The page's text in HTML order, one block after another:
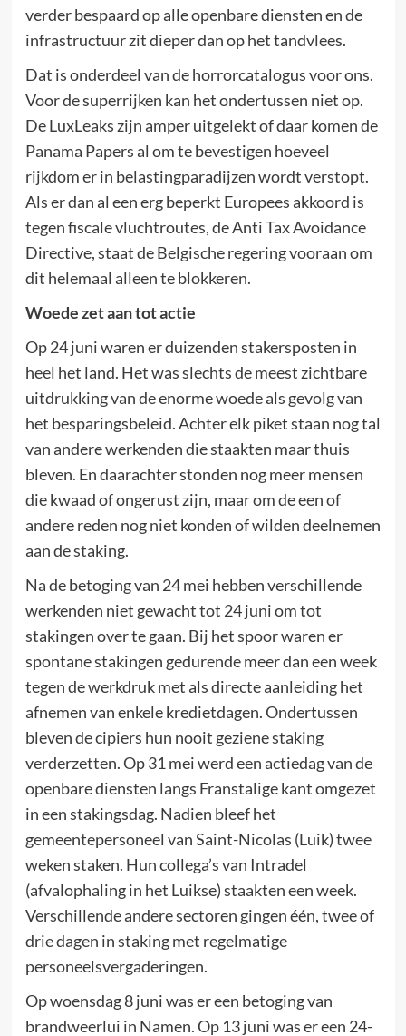
verder bespaard op alle openbare diensten en de
infrastructuur zit dieper dan op het tandvlees.
Dat is onderdeel van de horrorcatalogus voor ons.
Voor de superrijken kan het ondertussen niet op.
De LuxLeaks zijn amper uitgelekt of daar komen de
Panama Papers al om te bevestigen hoeveel
rijkdom er in belastingparadijzen wordt verstopt.
Als er dan al een erg beperkt Europees akkoord is
tegen fiscale vluchtroutes, de Anti Tax Avoidance
Directive, staat de Belgische regering vooraan om
dit helemaal alleen te blokkeren.
Woede zet aan tot actie
Op 24 juni waren er duizenden stakersposten in
heel het land. Het was slechts de meest zichtbare
uitdrukking van de enorme woede als gevolg van
het besparingsbeleid. Achter elk piket staan nog tal
van andere werkenden die staakten maar thuis
bleven. En daarachter stonden nog meer mensen
die kwaad of ongerust zijn, maar om de een of
andere reden nog niet konden of wilden deelnemen
aan de staking.
Na de betoging van 24 mei hebben verschillende
werkenden niet gewacht tot 24 juni om tot
stakingen over te gaan. Bij het spoor waren er
spontane stakingen gedurende meer dan een week
tegen de werkdruk met als directe aanleiding het
afnemen van enkele kredietdagen. Ondertussen
bleven de cipiers hun nooit geziene staking
verderzetten. Op 31 mei werd een actiedag van de
openbare diensten langs Franstalige kant omgezet
in een stakingsdag. Nadien bleef het
gemeentepersoneel van Saint-Nicolas (Luik) twee
weken staken. Hun collega’s van Intradel
(afvalophaling in het Luikse) staakten een week.
Verschillende andere sectoren gingen één, twee of
drie dagen in staking met regelmatige
personeelsvergaderingen.
Op woensdag 8 juni was er een betoging van
brandweerlui in Namen. Op 13 juni was er een 24-